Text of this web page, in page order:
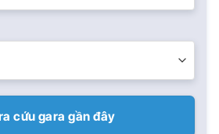
cứu gara gần đây